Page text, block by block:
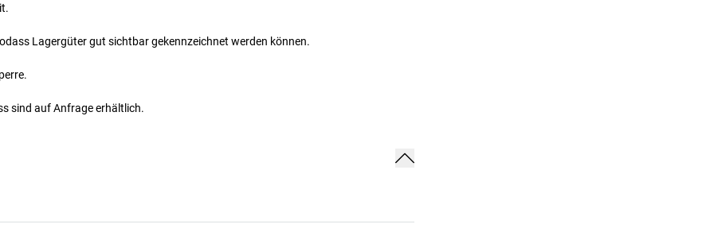
Lagergüter gut sichtbar gekennzeichnet werden können.
sind auf Anfrage erhältlich.